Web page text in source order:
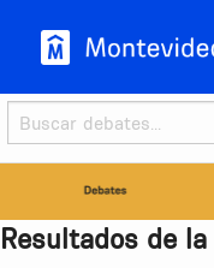
Buscador
Buscar
Resultados de